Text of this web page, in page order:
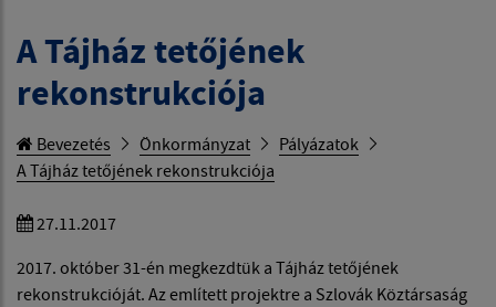
A Tájház tetőjének
rekonstrukciója
Bevezetés Önkormányzat
Pályázatok
A Tájház tetőjének rekonstrukciója
27.11.2017
2017. október 31-én megkezdtük a Tájház tetőjének
rekonstrukcióját. Az említett projektre a Szlovák Köztársaság